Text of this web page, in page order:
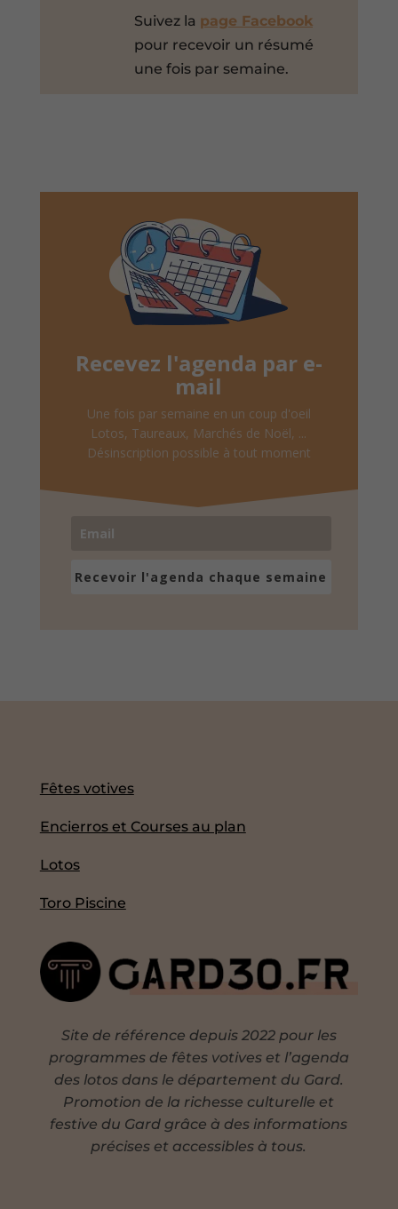
Suivez la page Facebook
pour recevoir un résumé
une fois par semaine.
Recevez l'agenda par e-
mail
Une fois par semaine en un coup d'oeil
Lotos, Taureaux, Marchés de Noël, ...
Désinscription possible à tout moment
Recevoir l'agenda chaque semaine
Fêtes votives
Encierros et Courses au plan
Lotos
Toro Piscine
Site de référence depuis 2022 pour les
programmes de fêtes votives et l’agenda
des lotos dans le département du Gard.
Promotion de la richesse culturelle et
festive du Gard grâce à des informations
précises et accessibles à tous.